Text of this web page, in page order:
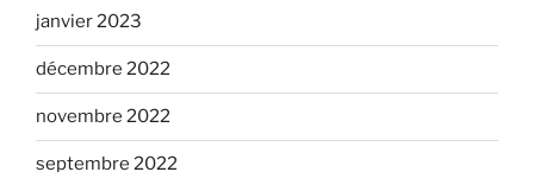
janvier 2023
décembre 2022
novembre 2022
septembre 2022